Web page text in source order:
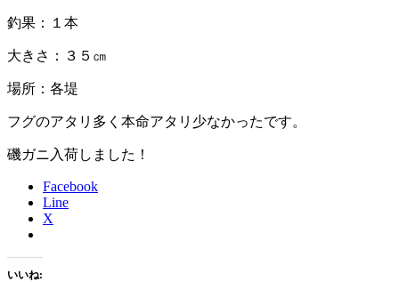
釣果：１本
大きさ：３５㎝
場所：各堤
フグのアタリ多く本命アタリ少なかったです。
磯ガニ入荷しました！
Facebook
Line
X
いいね: